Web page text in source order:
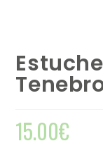
15.00€